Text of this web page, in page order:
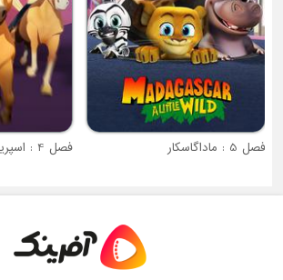
فصل 5 : ماداگاسکار فصل 4 : اسپریت سوارکار اسب آزاد